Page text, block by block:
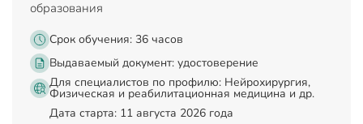
образования
Срок обучения: 36 часов
Выдаваемый документ: удостоверение
Для специалистов по профилю: Нейрохирургия,
Физическая и реабилитационная медицина и др.
Дата старта: 11 августа 2026 года